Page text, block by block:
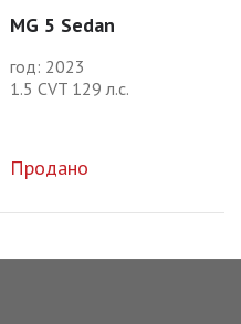
MG 5 Sedan
год: 2023
1.5 CVT 129 л.с.
Продано